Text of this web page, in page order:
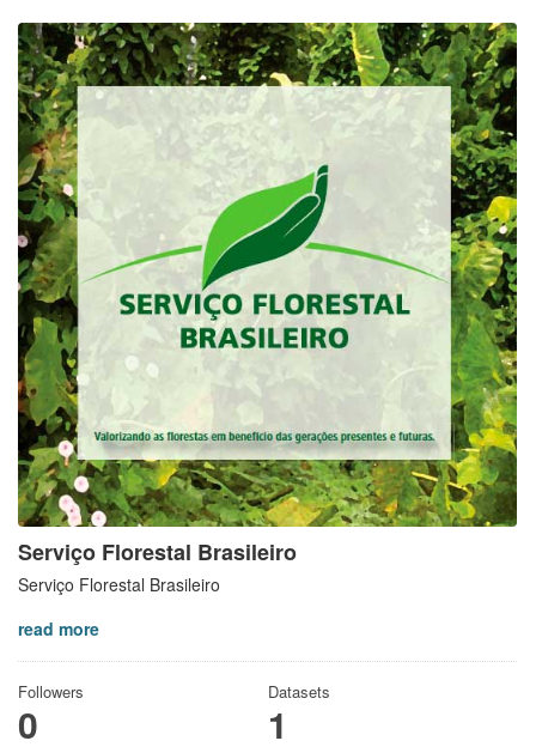
Serviço Florestal Brasileiro
Serviço Florestal Brasileiro
read more
Followers
0
Datasets
1